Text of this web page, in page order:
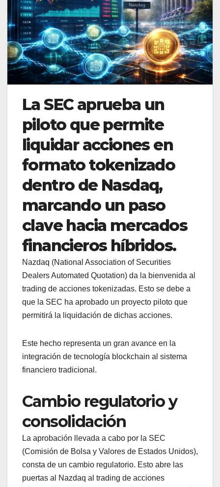
La SEC aprueba un
piloto que permite
liquidar acciones en
formato tokenizado
dentro de Nasdaq,
marcando un paso
clave hacia mercados
financieros híbridos.
Nazdaq (National Association of Securities
Dealers Automated Quotation) da la bienvenida al
trading de acciones tokenizadas. Esto se debe a
que la SEC ha aprobado un proyecto piloto que
permitirá la liquidación de dichas acciones.
Este hecho representa un gran avance en la
integración de tecnología blockchain al sistema
financiero tradicional.
Cambio regulatorio y
consolidación
La aprobación llevada a cabo por la SEC
(Comisión de Bolsa y Valores de Estados Unidos),
consta de un cambio regulatorio. Esto abre las
puertas al Nazdaq al trading de acciones